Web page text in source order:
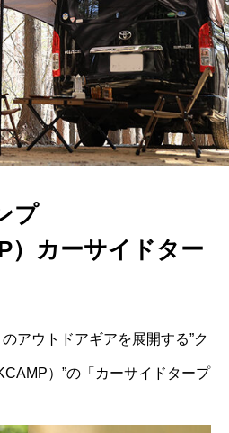
プ
）カーサイドター
アウトドアギアを展開する”ク
）”の「カーサイドタープ